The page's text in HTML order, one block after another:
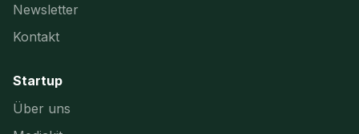
Newsletter
Kontakt
Startup
Über uns